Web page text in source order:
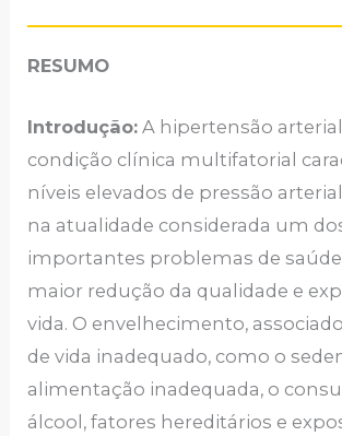
RESUMO
Introdução: A hipertensão
condição clínica multifatorial
níveis elevados de pressão
na atualidade considerada um
importantes problemas de
maior redução da qualidade e
vida. O envelhecimento,
de vida inadequado, como o
alimentação inadequada, o
álcool, fatores hereditários e